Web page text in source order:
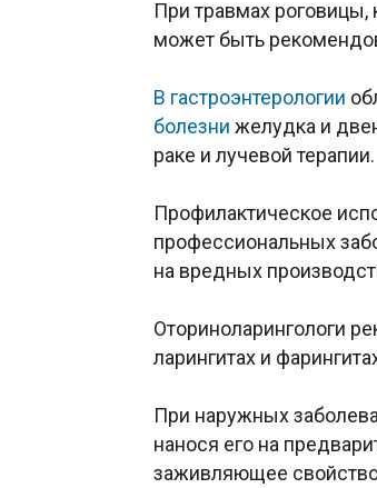
При травмах роговицы,
может быть
В гастроэнтерологии
болезни желудка и
раке и лучевой терапии.
Профилактическое
профессиональных
на вредных
Оториноларингологи
ларингитах и
При наружных
нанося его на
заживляющее свойство